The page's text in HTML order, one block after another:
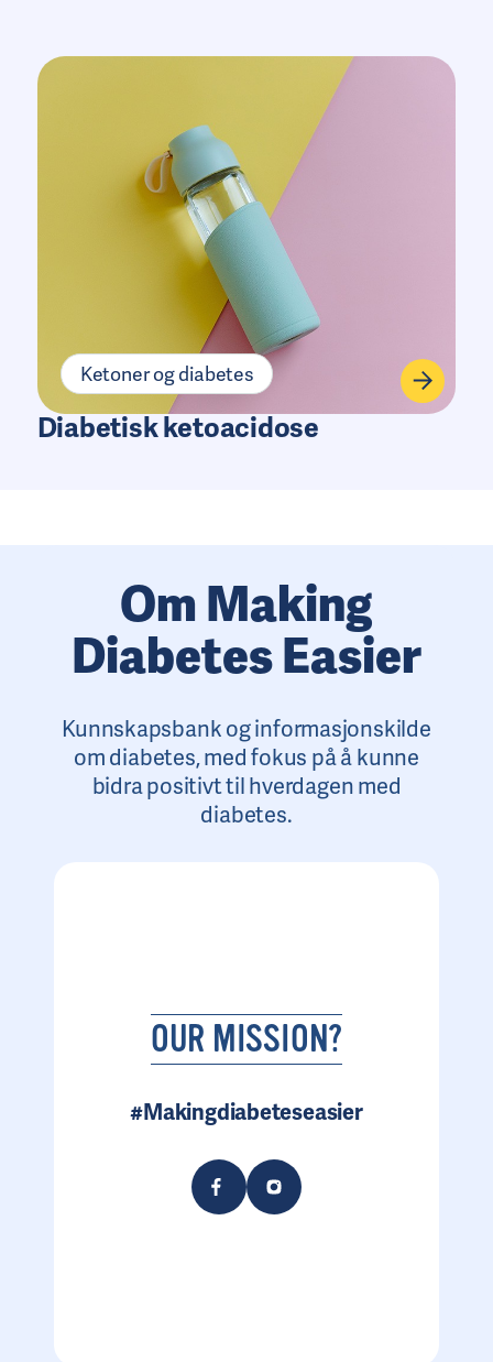
CGM
Måle og overvåke
Daglig diabetesbehandling
Insulininjeksjoner
Ketoner og diabetes
Test deg for diabetes
Ketoner og diabetes
Diabetisk ketoacidose
Om Making
Diabetes Easier
Kunnskapsbank og informasjonskilde
om diabetes, med fokus på å kunne
bidra positivt til hverdagen med
diabetes.
OUR MISSION?
#Makingdiabeteseasier